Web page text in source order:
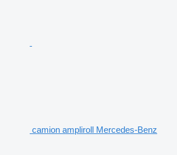
camion ampliroll Mercedes-Benz